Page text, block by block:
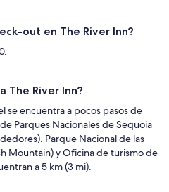
out en The River Inn?
The River Inn?
se encuentra a pocos pasos de
Parques Nacionales de Sequoia
Parque Nacional de las
Mountain) y Oficina de turismo de
a 5 km (3 mi).